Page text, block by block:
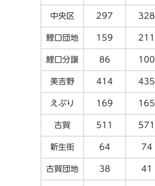
中央区 297 328
鯉口団地 159 211
鯉口分譲 86 100
美吉野 414 435
えぶり 169 165
古賀 511 571
新生街 64 74
古賀団地 38 41